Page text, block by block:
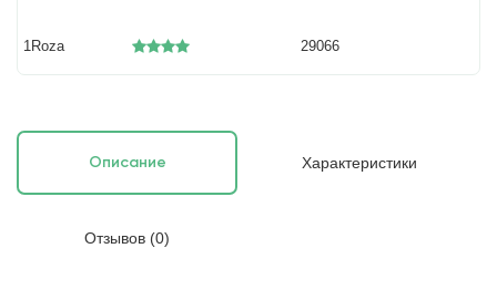
1Roza 29066
Описание Характеристики
Отзывов (0)